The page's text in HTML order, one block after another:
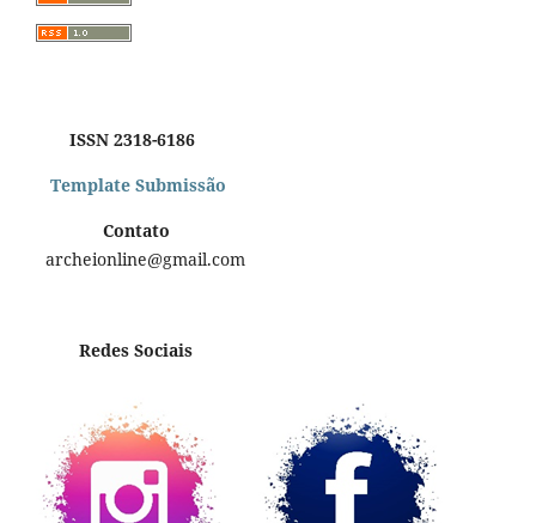
ISSN 2318-6186
Template Submissão
Contato
archeionline@gmail.com
Redes Sociais